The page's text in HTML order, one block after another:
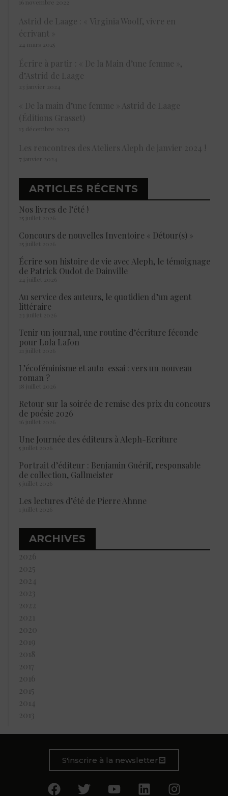
16 novembre 2022
Astrid de Laage : « Virginia Woolf, vivre en
écrivant »
24 mars 2025
Écrire à partir : « De la Main d’une femme »,
d’Astrid de Laage
23 janvier 2024
« De la main d’une femme » Astrid de Laage
(Éditions Grasset)
13 décembre 2023
Les rencontres des Ateliers Aleph de janvier 2024 !
7 janvier 2024
ARTICLES RÉCENTS
Nos livres de l’été !
25 juillet 2026
Concours de nouvelles Inventoire « Détour(s) »
25 juillet 2026
Écrire son histoire de vie avec Aleph, le témoignage
de Patrick Oudot de Dainville
24 juillet 2026
Au service des auteurs, le quotidien d’un agent
littéraire
23 juillet 2026
Tenir un journal, une routine d’écriture féconde
pour Lola Lafon
21 juillet 2026
L’écoféminisme et auto-essai : vers un nouveau
roman ?
18 juillet 2026
Retour sur la soirée de remise des prix du concours
de poésie 2026
16 juillet 2026
Une Journée des éditeurs à Aleph-Ecriture
5 juillet 2026
Portrait d’éditeur : Benjamin Guérif, responsable
de collection, Gallmeister
5 juillet 2026
Les lectures d’été de Pierre Ahnne
1 juillet 2026
ARCHIVES
2026
2025
2024
2023
2022
2021
2020
2019
2018
2017
2016
2015
2014
2013
S'inscrire à la newsletter